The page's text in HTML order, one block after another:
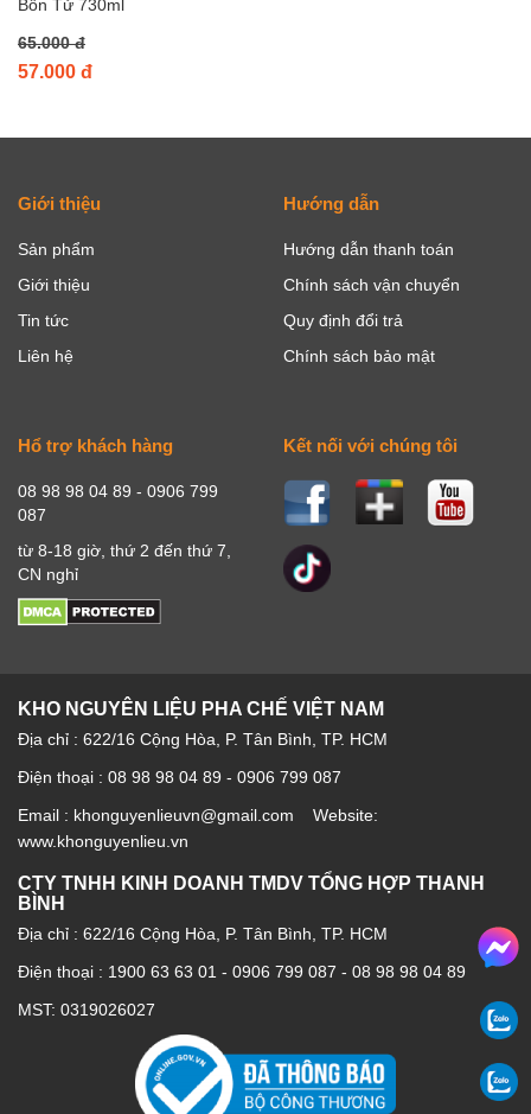
Bồn Tử 730ml
65.000 đ
57.000 đ
Giới thiệu
Sản phẩm
Giới thiệu
Tin tức
Liên hệ
Hướng dẫn
Hướng dẫn thanh toán
Chính sách vận chuyển
Quy định đổi trả
Chính sách bảo mật
Hổ trợ khách hàng
08 98 98 04 89 - 0906 799
087
từ 8-18 giờ, thứ 2 đến thứ 7,
CN nghỉ
Kết nối với chúng tôi
KHO NGUYÊN LIỆU PHA CHẾ VIỆT NAM
Địa chỉ : 622/16 Cộng Hòa, P. Tân Bình, TP. HCM
Điện thoại : 08 98 98 04 89 - 0906 799 087
Email : khonguyenlieuvn@gmail.com Website:
www.khonguyenlieu.vn
CTY TNHH KINH DOANH TMDV TỔNG HỢP THANH
BÌNH
Địa chỉ : 622/16 Cộng Hòa, P. Tân Bình, TP. HCM
Điện thoại : 1900 63 63 01 - 0906 799 087 - 08 98 98 04 89
MST: 0319026027